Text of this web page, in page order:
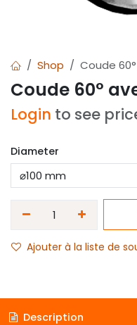
Shop Coude
Coude 60°
Login to see
Diameter
Ajouter à la liste de
Description